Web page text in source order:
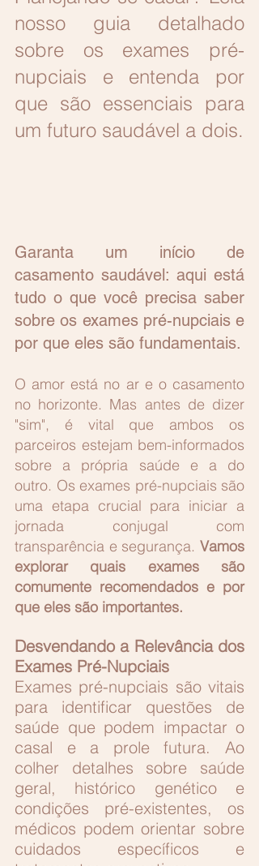
nosso guia detalhado
sobre os exames pré-
nupciais e entenda por
que são essenciais para
um futuro saudável a dois.
Garanta um início de
casamento saudável: aqui está
tudo o que você precisa saber
sobre os exames pré-nupciais e
por que eles são fundamentais.
O amor está no ar e o casamento
no horizonte. Mas antes de dizer
"sim", é vital que ambos os
parceiros estejam bem-informados
sobre a própria saúde e a do
outro. Os exames pré-nupciais são
uma etapa crucial para iniciar a
jornada conjugal com
transparência e segurança. Vamos
explorar quais exames são
comumente recomendados e por
que eles são importantes.
Desvendando a Relevância dos
Exames Pré-Nupciais
Exames pré-nupciais são vitais
para identificar questões de
saúde que podem impactar o
casal e a prole futura. Ao
colher detalhes sobre saúde
geral, histórico genético e
condições pré-existentes, os
médicos podem orientar sobre
cuidados específicos e